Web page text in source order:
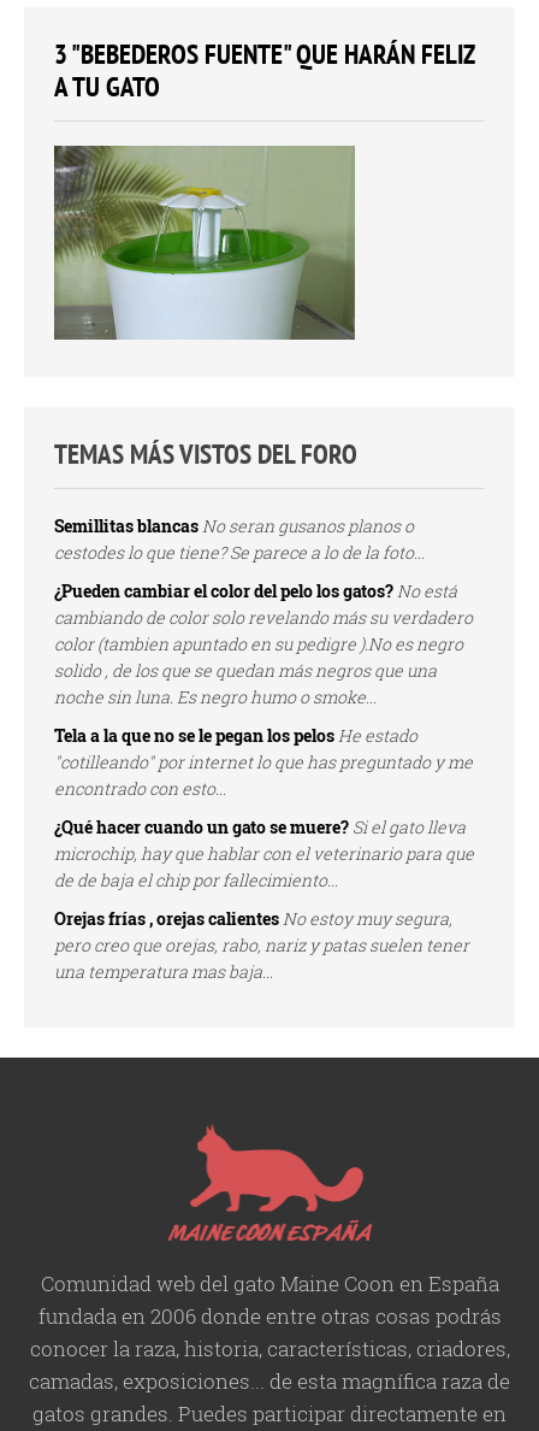
3 "BEBEDEROS FUENTE" QUE HARÁN FELIZ
A TU GATO
TEMAS MÁS VISTOS DEL FORO
Semillitas blancasNo seran gusanos planos o
cestodes lo que tiene? Se parece a lo de la foto...
¿Pueden cambiar el color del pelo los gatos?No está
cambiando de color solo revelando más su verdadero
color (tambien apuntado en su pedigre ).No es negro
solido , de los que se quedan más negros que una
noche sin luna. Es negro humo o smoke...
Tela a la que no se le pegan los pelosHe estado
"cotilleando" por internet lo que has preguntado y me
encontrado con esto...
¿Qué hacer cuando un gato se muere? Si el gato lleva
microchip, hay que hablar con el veterinario para que
de de baja el chip por fallecimiento...
Orejas frías , orejas calientesNo estoy muy segura,
pero creo que orejas, rabo, nariz y patas suelen tener
una temperatura mas baja...
Comunidad web del gato Maine Coon en España
fundada en 2006 donde entre otras cosas podrás
conocer la raza, historia,características, criadores,
camadas, exposiciones... de esta magnífica raza de
gatos grandes. Puedes participar directamente en